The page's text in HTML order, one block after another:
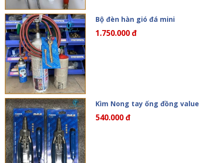
Bộ đèn hàn gió đá mini
1.750.000 đ
Kìm Nong tay ống đồng value
540.000 đ